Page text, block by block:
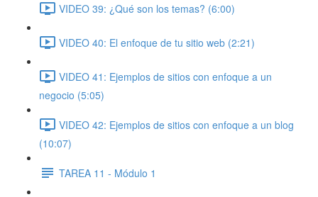
VIDEO 39: ¿Qué son los temas? (6:00)
VIDEO 40: El enfoque de tu sitio web (2:21)
VIDEO 41: Ejemplos de sitios con enfoque a un
negocio (5:05)
VIDEO 42: Ejemplos de sitios con enfoque a un blog
(10:07)
TAREA 11 - Módulo 1